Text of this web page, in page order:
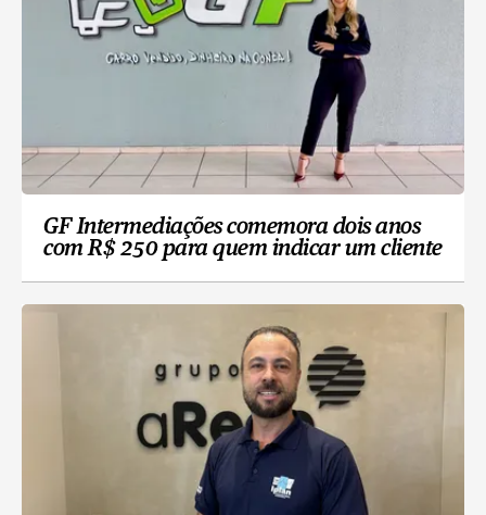
GF Intermediações comemora dois anos
com R$ 250 para quem indicar um cliente